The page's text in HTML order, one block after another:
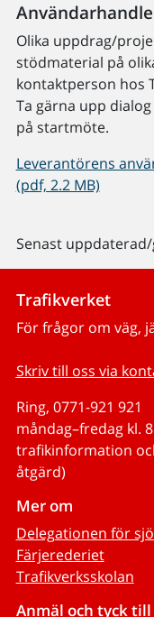
Olika uppdrag/
stödmaterial på
kontaktperson hos
Ta gärna upp
på startmöte.
Leverantörens
(pdf, 2.2 MB)
Senast
Trafikverket
För frågor om väg,
Skriv till oss via
Ring, 0771-921 921
måndag–fredag kl.
trafikinformation
åtgärd)
Mer om
Delegationen för
Färjerederiet
Trafikverksskolan
Anmäl och tyck till